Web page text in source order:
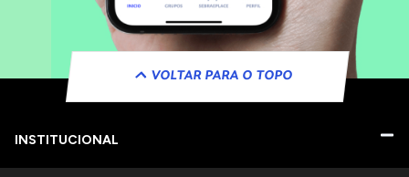
VOLTAR PARA O TOPO
INSTITUCIONAL